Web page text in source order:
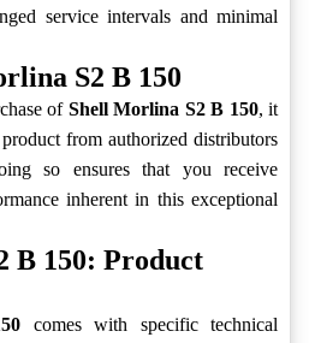
service intervals and minimal
S2 B 150
of Shell Morlina S2 B 150, it
from authorized distributors
so ensures that you receive
inherent in this exceptional
B 150: Product
comes with specific technical